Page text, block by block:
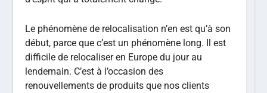
Le phénomène de relocalisation n’en est qu’à son
début, parce que c’est un phénomène long. Il est
difficile de relocaliser en Europe du jour au
lendemain. C’est à l’occasion des
renouvellements de produits que nos clients